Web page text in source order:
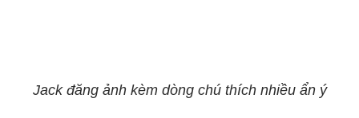
Jack đăng ảnh kèm dòng chú thích nhiều ẩn ý